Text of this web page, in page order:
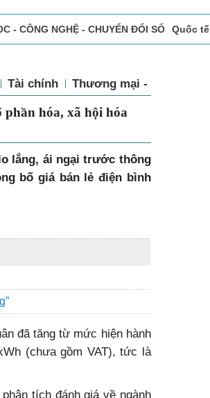
- CÔNG NGHỆ - CHUYỂN ĐỔI SỐ Quốc tế
Tài chính Thương mại - Dịch vụ
là cổ phần hóa, xã
lắng, ái ngại trước thông
bố giá bán lẻ điện bình
đã tăng từ mức hiện hành
(chưa gồm VAT), tức là